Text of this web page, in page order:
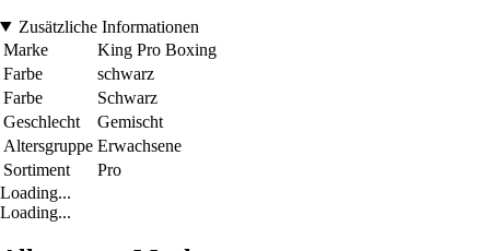
Zusätzliche Informationen
Marke
King Pro Boxing
Farbe
schwarz
Farbe
Schwarz
Geschlecht
Gemischt
Altersgruppe Erwachsene
Sortiment
Pro
Loading...
Loading...